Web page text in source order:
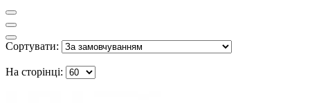
Сортувати:
На сторінці: